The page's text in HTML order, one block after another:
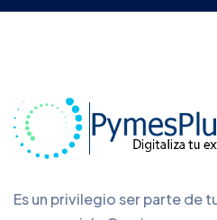
Es un privilegio ser parte de